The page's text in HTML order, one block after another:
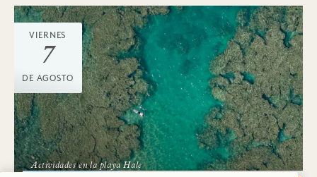
VIERNES
7
DE AGOSTO
Actividades en la playa Hale